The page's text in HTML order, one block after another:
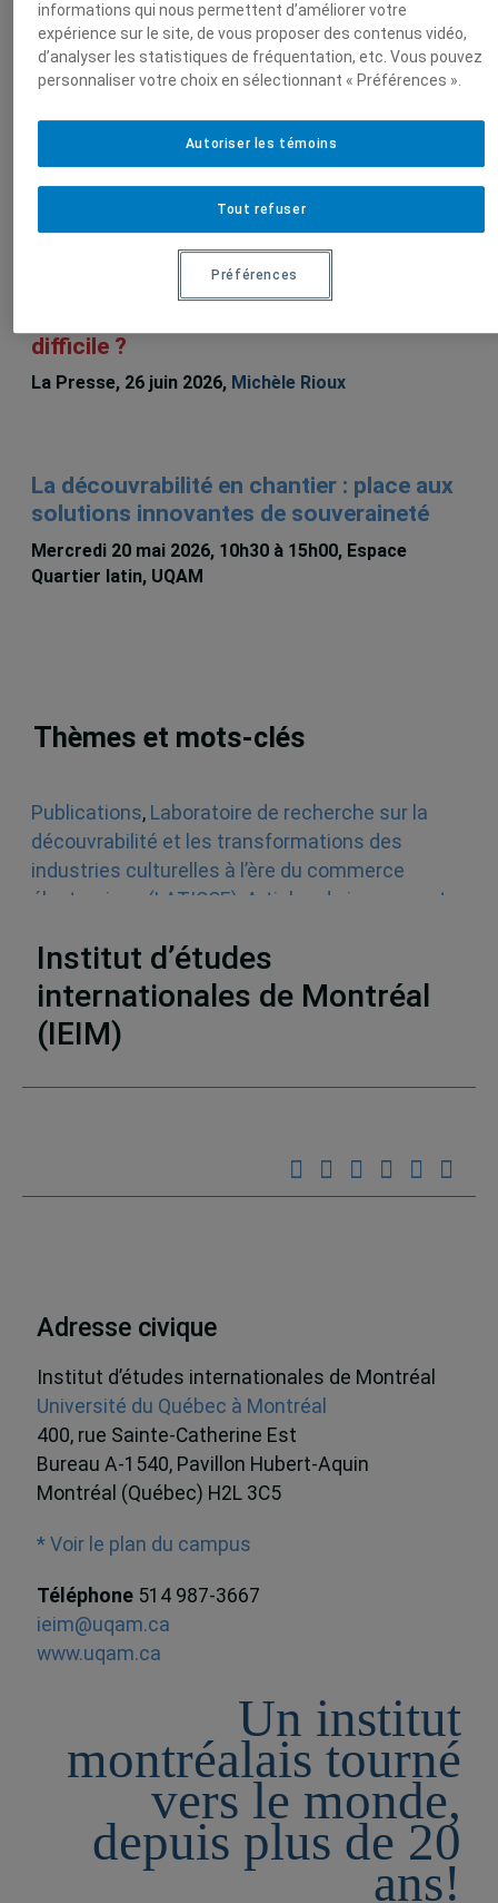
Sur le même sujet
Le LATICCE, le laboratoire qui a façonné
Lepetitjournal.com, 18 juillet 2026,
difficile ?
La Presse, 26 juin 2026, Michèle Rioux
La découvrabilité en chantier : place aux
solutions innovantes de souveraineté
Mercredi 20 mai 2026, 10h30 à 15h00, Espace
Quartier latin, UQAM
Thèmes et mots-clés
Publications, Laboratoire de recherche sur la
découvrabilité et les transformations des
industries culturelles à l’ère du commerce
électronique (LATICCE)
Articles de journaux et
Institut d’études
internationales de Montréal
(IEIM)
Adresse civique
Institut d’études internationales de Montréal
Université du Québec à Montréal
400, rue Sainte-Catherine Est
Bureau A-1540, Pavillon Hubert-Aquin
Montréal (Québec) H2L 3C5
* Voir le plan du campus
Téléphone 514 987-3667
ieim@uqam.ca
www.uqam.ca
Un institut
montréalais tourné
vers le monde,
depuis plus de 20
ans!
informations qui nous permettent d’améliorer votre
expérience sur le site, de vous proposer des contenus vidéo,
d’analyser les statistiques de fréquentation, etc. Vous pouvez
personnaliser votre choix en sélectionnant « Préférences ».
Tout refuser
Autoriser les témoins
Préférences